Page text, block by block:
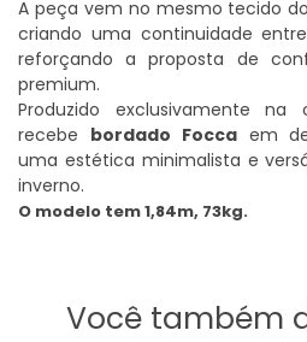
A peça vem no mesmo tecido do
criando uma continuidade
reforçando a proposta de
premium.
Produzido exclusivamente na
recebe bordado Foccaem
uma estética minimalista e
inverno.
O modelo tem1,84m, 73kg.
Você também